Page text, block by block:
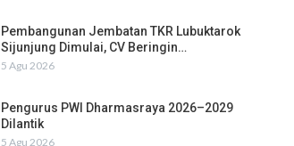
Pembangunan Jembatan TKR Lubuktarok
Sijunjung Dimulai, CV Beringin…
5 Agu 2026
Pengurus PWI Dharmasraya 2026–2029
Dilantik
5 Agu 2026